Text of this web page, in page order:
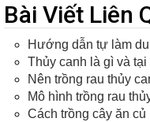
Bài Viết Liên
Hướng dẫn tự làm
Thủy canh là gì và
Nên trồng rau thủy
Mô hình trồng rau
Cách trồng cây ăn củ